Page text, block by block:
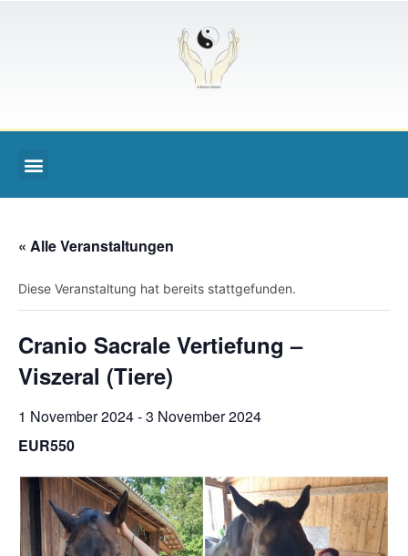
« Alle Veranstaltungen
Diese Veranstaltung hat bereits stattgefunden.
Cranio Sacrale Vertiefung –
Viszeral (Tiere)
1 November 2024-3 November 2024
EUR550